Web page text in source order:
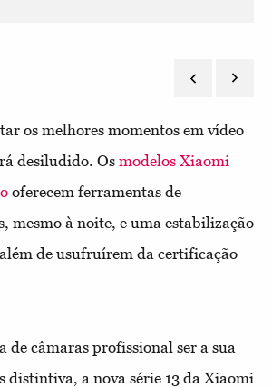
os melhores momentos em vídeo
desiludido. Os modelos Xiaomi
oferecem ferramentas de
mesmo à noite, e uma estabilização
de usufruírem da certificação
de câmaras profissional ser a sua
distintiva, a nova série 13 da Xiaomi